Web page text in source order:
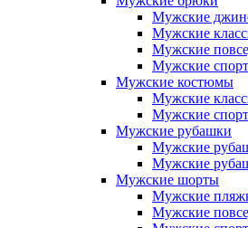
Мужские
Мужские
Мужские
Мужские
Мужские костюмы
Мужские
Мужские
Мужские рубашки
Мужские
Мужские
Мужские шорты
Мужские
Мужские